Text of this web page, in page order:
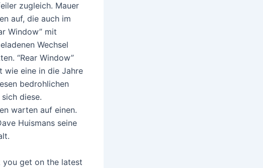
zugleich. Mauer
auf, die auch im
Window” mit
Wechsel
“Rear Window”
wie eine in die Jahre
bedrohlichen
diese.
warten auf einen.
Huismans seine
you get on the latest